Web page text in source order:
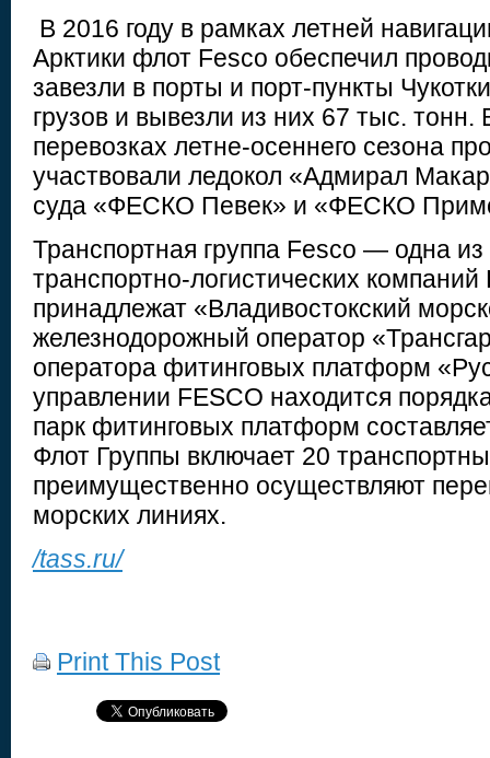
В 2016 году в рамках летней
Арктики флот Fesco обеспечил
завезли в порты и порт-пункты
грузов и вывезли из них 67 тыс. тонн.
перевозках летне-осеннего сезона
участвовали ледокол «Адмирал
суда «ФЕСКО Певек» и «ФЕСКО
Транспортная группа Fesco — одна
транспортно-логистических компаний
принадлежат «Владивостокский
железнодорожный оператор
оператора фитинговых платформ
управлении FESCO находится
парк фитинговых платформ
Флот Группы включает 20
преимущественно осуществляют
морских линиях.
/tass.ru/
Print This Post